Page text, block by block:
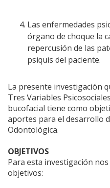
Las enfermedades
órgano de choque la
repercusión de las
psiquis del paciente.
La presente investigación
Tres Variables
bucofacial tiene como
aportes para el desarrollo
Odontológica.
OBJETIVOS
Para esta investigación
objetivos: